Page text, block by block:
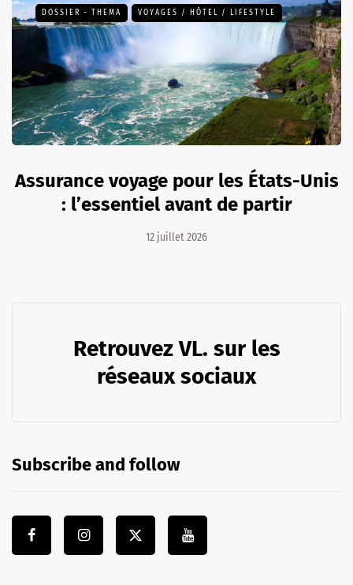
DOSSIER - THEMA VOYAGES / HÔTEL / LIFESTYLE
Assurance voyage pour les États-Unis
: l’essentiel avant de partir
12 juillet 2026
Retrouvez VL. sur les
réseaux sociaux
Subscribe and follow